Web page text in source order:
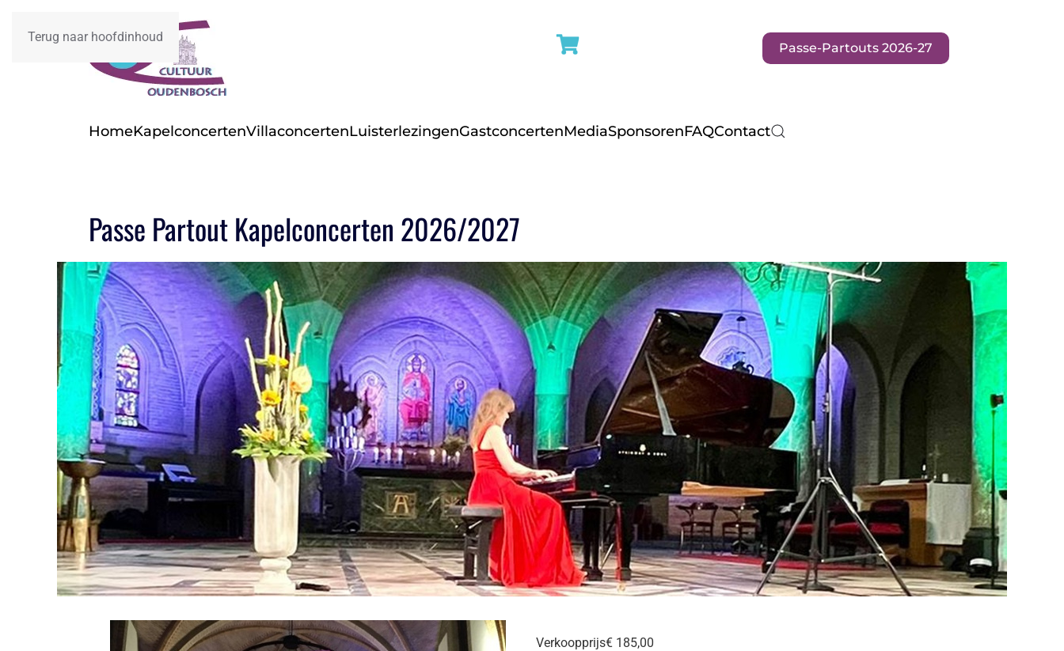
Terug naar hoofdinhoud
Passe-Partouts 2026-27
HomeKapelconcertenVillaconcertenLuisterlezingenGastconcertenMediaSponsorenFAQContact
Passe Partout Kapelconcerten 2026/2027
Verkoopprijs€ 185,00